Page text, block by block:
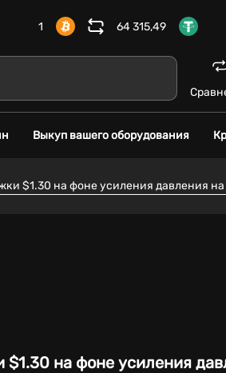
1 64 315,49
Выкуп вашего оборудования
$1.30 на фоне усиления давления
на фоне усиления